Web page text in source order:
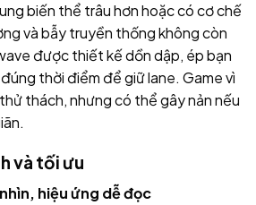
biến thể trâu hơn hoặc có cơ chế
và bẫy truyền thống không còn
được thiết kế dồn dập, ép bạn
thời điểm để giữ lane. Game vì
thách, nhưng có thể gây nản nếu
và tối ưu
hiệu ứng dễ đọc